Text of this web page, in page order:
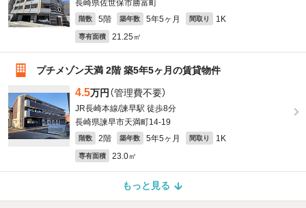
長崎県佐世保市勝富町
階数 5階 築年数 5年5ヶ月 間取り 1K
専有面積 21.25㎡
プチメゾン天満 2階 築5年5ヶ月の賃貸物件
4.5万円 （管理費不要）
JR長崎本線/諫早駅 徒歩8分
長崎県諫早市天満町14-19
階数 2階 築年数 5年5ヶ月 間取り 1K
専有面積 23.0㎡
もっと見る